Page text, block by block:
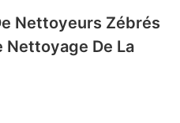
Nettoyeurs Zébrés
Nettoyage De La